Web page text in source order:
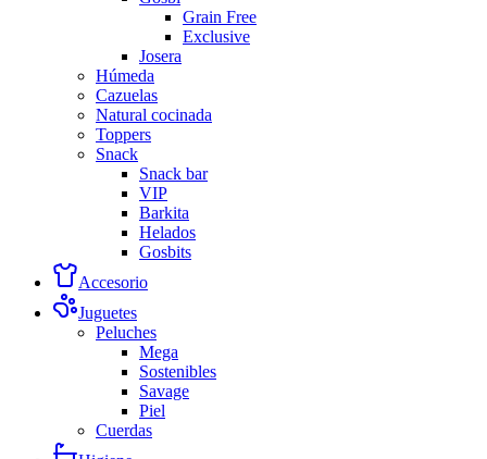
Grain Free
Exclusive
Josera
Húmeda
Cazuelas
Natural cocinada
Toppers
Snack
Snack bar
VIP
Barkita
Helados
Gosbits
Accesorio
Juguetes
Peluches
Mega
Sostenibles
Savage
Piel
Cuerdas